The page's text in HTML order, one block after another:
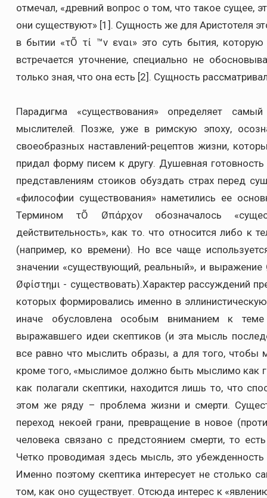
отмечал, «древний вопрос о том, что такое сущее,
они существуют» [1]. Сущность же для Аристотеля
в бытии «τÕ τί ™ν εναι» это суть бытия,
встречается уточнение, специально не
только зная, что она есть [2]. Сущность
Парадигма «существования» определяет
мыслителей. Позже, уже в римскую эпоху,
своеобразных наставлений-рецептов жизни,
придал форму писем к другу. Душевная
представлениям стоиков обуздать страх перед
«философии существования» наметились ее
Термином τÕ Øπάρχον обозначалось
действительность», как то. что относится либо к
(например, ко времени). Но все чаще
значении «существующий, реальный», и
Øφίστημι - существовать).Характер рассуждений
которых формировались именно в
иначе обусловлена особым вниманием к
выражавшего идеи скептиков (и эта мысль
все равно что мыслить образы, а для того, чтобы
кроме того, «мыслимое должно быть мыслимо как
как полагали скептики, находится лишь то, что
этом же ряду – проблема жизни и смерти.
переход некоей грани, превращение в новое
человека связано с предстоянием смерти, то
Четко проводимая здесь мысль, это
Именно поэтому скептика интересует не столько
том, как оно существует. Отсюда интерес к